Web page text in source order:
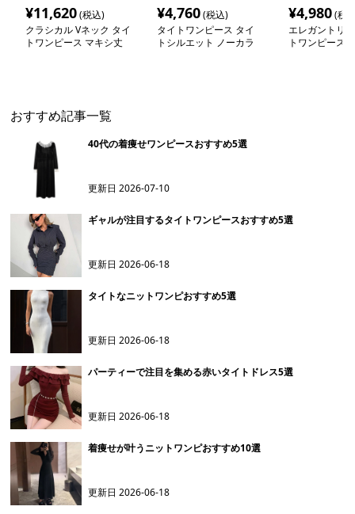
¥11,620(税込)
クラシカル Vネック タイ
トワンピース マキシ丈
¥4,760(税込)
タイトワンピース タイ
トシルエット ノーカラ
¥4,980(税
エレガントリ
トワンピース
おすすめ記事一覧
40代の着痩せワンピースおすすめ5選
更新日2026-07-10
ギャルが注目するタイトワンピースおすすめ5選
更新日2026-06-18
タイトなニットワンピおすすめ5選
更新日2026-06-18
パーティーで注目を集める赤いタイトドレス5選
更新日2026-06-18
着痩せが叶うニットワンピおすすめ10選
更新日2026-06-18